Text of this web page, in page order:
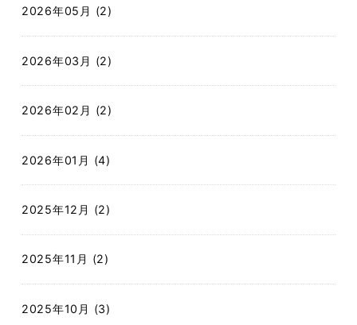
2026年05月 (2)
2026年03月 (2)
2026年02月 (2)
2026年01月 (4)
2025年12月 (2)
2025年11月 (2)
2025年10月 (3)